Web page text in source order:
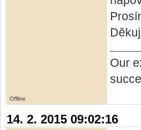
Our
Offline
14. 2. 2015 09:02:16